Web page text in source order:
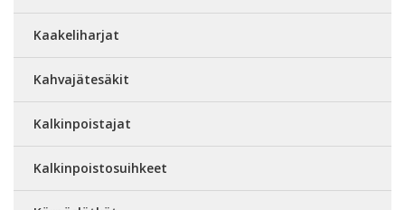
Kaakeliharjat
Kahvajätesäkit
Kalkinpoistajat
Kalkinpoistosuihkeet